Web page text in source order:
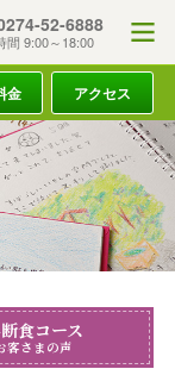
52-6888
間 9:00～18:00
金 アクセス
食コース
客さまの声